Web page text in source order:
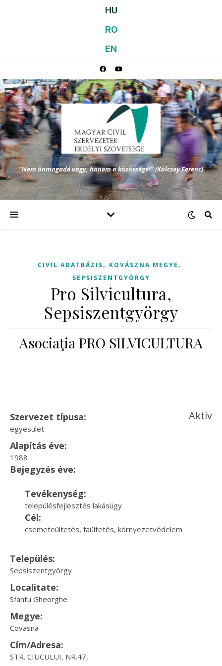
HU
RO
EN
"Nem önmagadé vagy, hanem a közösségé!" (Kölcsey Ferenc)
CIVIL ADATBÁZIS, KOVÁSZNA MEGYE ,
SEPSISZENTGYÖRGY
Pro Silvicultura,
Sepsiszentgyörgy
Asociaţia PRO SILVICULTURA
Szervezet típusa:
egyesület
Aktív
Alapítás éve:
1988
Bejegyzés éve:
Tevékenység:
településfejlesztés lakásügy
Cél:
csemeteültetés, faültetés, környezetvédelem
Település:
Sepsiszentgyörgy
Localitate:
Sfantu Gheorghe
Megye:
Covasna
Cím/Adresa:
STR. CIUCULUI, NR.47,